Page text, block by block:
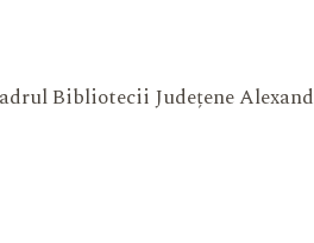
Bibliotecii Județene